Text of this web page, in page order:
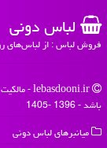
لباس دونی
فروش لباس : از لباس‌های
باشد - 1396 -1405
میانبرهای لباس دونی